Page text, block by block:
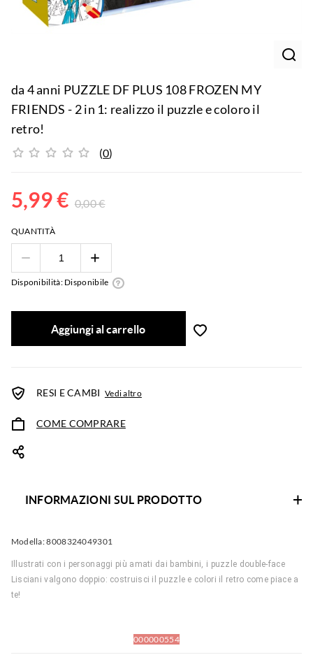
da 4 anni PUZZLE DF PLUS 108 FROZEN MY
FRIENDS - 2 in 1: realizzo il puzzle e coloro il
retro!
(0)
5,99€ 0,00€
QUANTITÀ
Disponibilità: Disponibile
Aggiungi al carrello
RESI E CAMBI Vedi altro
COME COMPRARE
INFORMAZIONI SUL PRODOTTO
Modella:8008324049301
Illustrati con i personaggi più amati dai bambini, i puzzle double-face
Lisciani valgono doppio: costruisci il puzzle e colori il retro come piace a
te!
000000554